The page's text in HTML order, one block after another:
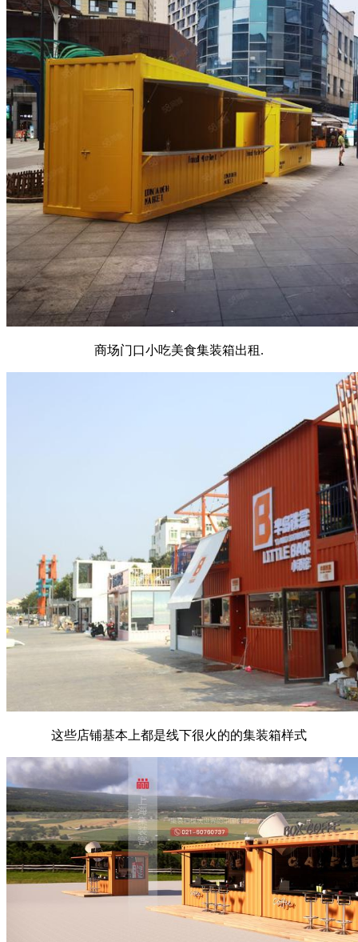
商场门口小吃美食集装箱出租.
这些店铺基本上都是线下很火的的集装箱样式